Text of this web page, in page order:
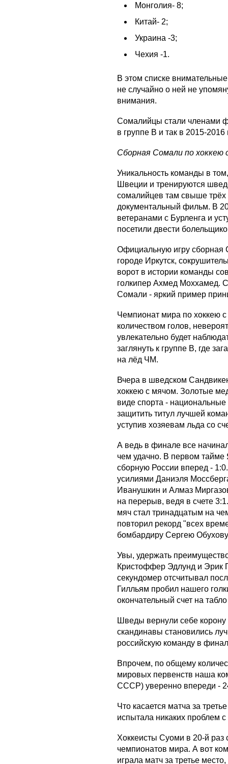
Монголия- 8;
Китай- 2;
Украина -3;
Чехия -1.
В этом списке
не случайно о ней не
внимания.
Сомалийцы стали членами
в группе В и так в 2015-2016
Сборная Сомали по хоккею
Уникальность команды в
Швеции и тренируются
сомалийцев там свыше
документальный фильм. В
ветеранами с Бурленга и
посетили двести
Официальную игру сборная
городе Иркутск,
ворот в истории команды
голкипер Ахмед Моххамед.
Сомали - яркий пример
Чемпионат мира по хоккею
количеством голов,
увлекательно будет
заглянуть к группе В, где
на лёд ЧМ.
Вчера в шведском
хоккею с мячом. Золотые
виде спорта -
защитить титул лучшей
уступив хозяевам льда со
А ведь в финале все
чем удачно. В первом
сборную России вперед -
усилиями Даниэля
Иванушкин и Алмаз
на перерыв, ведя в счете
мяч стал тринадцатым на
повторил рекорд "всех
бомбардиру Сергею
Увы, удержать
Кристоффер Эдлунд и Эрик
секундомер отсчитывал
Гилльям пробил нашего
окончательный счет на
Шведы вернули себе корону
скандинавы становились
российскую команду в
Впрочем, по общему
мировых первенств наша
СССР) уверенно впереди -
Что касается матча за
испытала никаких проблем
Хоккеисты Суоми в 20-й раз
чемпионатов мира. А вот
играла матч за третье